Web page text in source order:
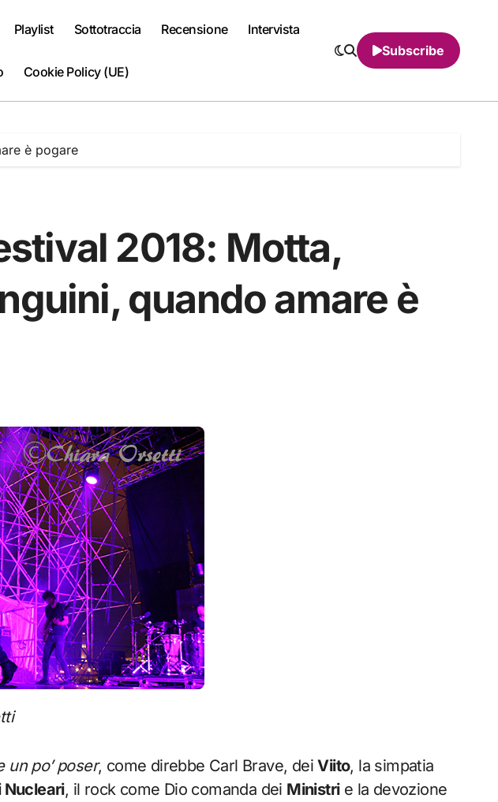
Playlist Sottotraccia Recensione Intervista
Cookie Policy (UE)
Subscribe
è pogare
2018: Motta,
quando amare è
un po’ poser, come direbbe Carl Brave, deiViito, la simpatia
Nucleari, il rock come Dio comanda dei Ministrie la devozione